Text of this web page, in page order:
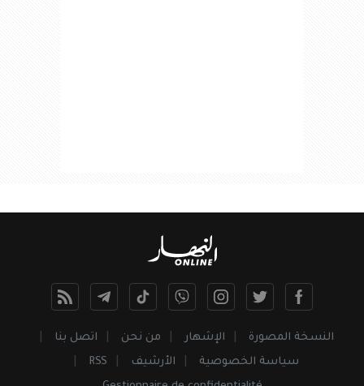
النسخة المصورة الإشهار من نحن
اتصل بنا
سياسة الخصوصية
الأرشيف
RSS